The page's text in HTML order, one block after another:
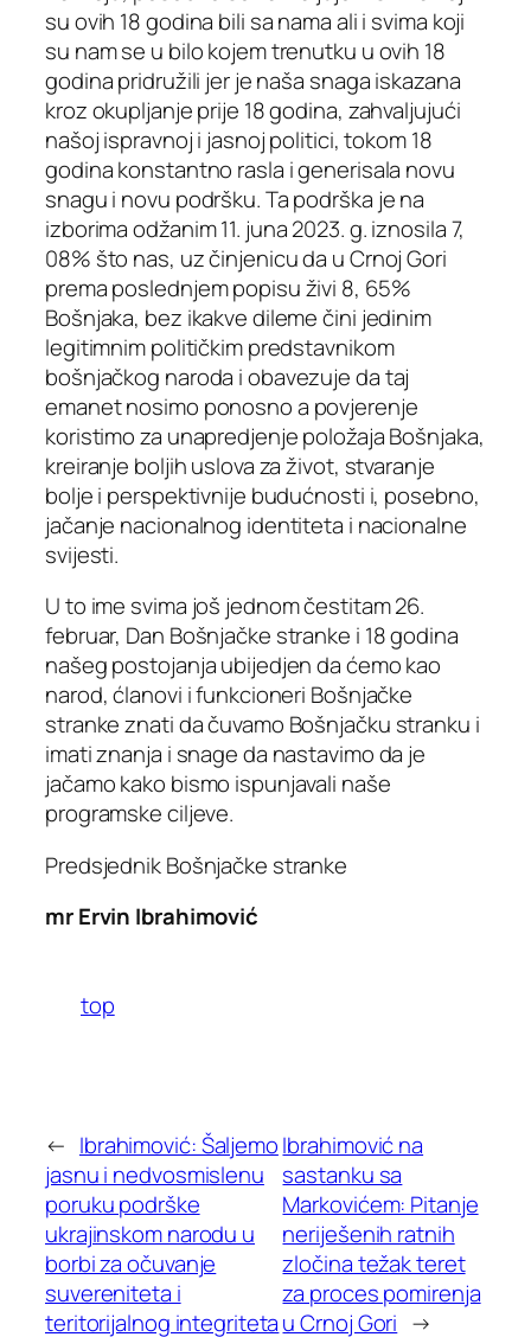
su ovih 18 godina bili sa nama ali i svima koji
su nam se u bilo kojem trenutku u ovih 18
godina pridružili jer je naša snaga iskazana
kroz okupljanje prije 18 godina, zahvaljujući
našoj ispravnoj i jasnoj politici, tokom 18
godina konstantno rasla i generisala novu
snagu i novu podršku. Ta podrška je na
izborima odžanim 11. juna 2023. g. iznosila 7,
08% što nas, uz činjenicu da u Crnoj Gori
prema poslednjem popisu živi 8, 65%
Bošnjaka, bez ikakve dileme čini jedinim
legitimnim političkim predstavnikom
bošnjačkog naroda i obavezuje da taj
emanet nosimo ponosno a povjerenje
koristimo za unapredjenje položaja Bošnjaka,
kreiranje boljih uslova za život, stvaranje
bolje i perspektivnije budućnosti i, posebno,
jačanje nacionalnog identiteta i nacionalne
svijesti.
U to ime svima još jednom čestitam 26.
februar, Dan Bošnjačke stranke i 18 godina
našeg postojanja ubijedjen da ćemo kao
narod, ćlanovi i funkcioneri Bošnjačke
stranke znati da čuvamo Bošnjačku stranku i
imati znanja i snage da nastavimo da je
jačamo kako bismo ispunjavali naše
programske ciljeve.
Predsjednik Bošnjačke stranke
mr Ervin Ibrahimović
top
← Ibrahimović: Šaljemo
jasnu i nedvosmislenu
poruku podrške
ukrajinskom narodu u
borbi za očuvanje
suvereniteta i
teritorijalnog integriteta
Ibrahimović na
sastanku sa
Markovićem: Pitanje
neriješenih ratnih
zločina težak teret
za proces pomirenja
u Crnoj Gori →